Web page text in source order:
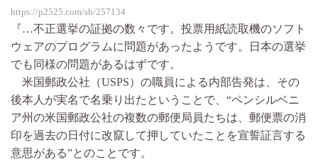
https://p2525.com/sb/257134
『…不正選挙の証拠の数々です。投票用紙読取機のソフト
ウェアのプログラムに問題があったようです。日本の選挙
でも同様の問題があるはずです。
米国郵政公社（USPS）の職員による内部告発は、その
後本人が実名で名乗り出たということで、“ペンシルベニ
ア州の米国郵政公社の複数の郵便局員たちは、郵便票の消
印を過去の日付に改竄して押していたことを宣誓証言する
意思がある”とのことです。